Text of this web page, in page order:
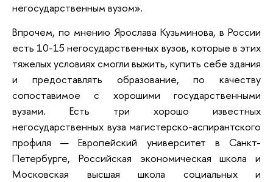
негосударственным вузом».
Впрочем, по мнению Ярослава Кузьминова, в России
есть 10-15 негосударственных вузов, которые в этих
тяжелых условиях смогли выжить, купить себе здания
и предоставлять образование, по качеству
сопоставимое с хорошими государственными
вузами. Есть три хорошо известных
негосударственных вуза магистерско-аспирантского
профиля — Европейский университет в Санкт-
Петербурге, Российская экономическая школа и
Московская высшая школа социальных и